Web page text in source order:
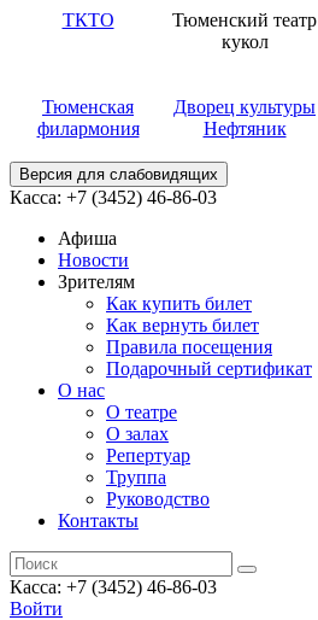
ТКТО
Тюменский театр
кукол
Тюменская
филармония
Дворец культуры
Нефтяник
Версия для слабовидящих
Касса: +7 (3452) 46-86-03
Афиша
Новости
Зрителям
Как купить билет
Как вернуть билет
Правила посещения
Подарочный сертификат
О нас
О театре
О залах
Репертуар
Труппа
Руководство
Контакты
Касса: +7 (3452) 46-86-03
Войти